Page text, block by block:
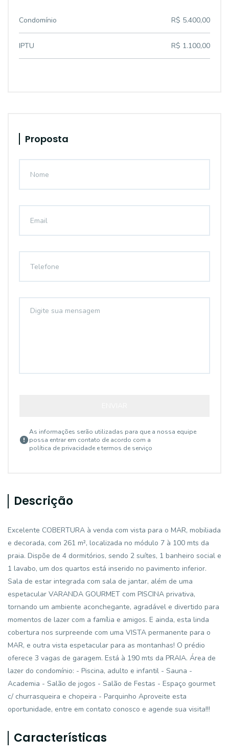
Condomínio R$ 5.400,00
IPTU R$ 1.100,00
Proposta
As informações serão utilizadas para que a nossa equipe
possa entrar em contato de acordo com a
política de privacidade e termos de serviço
Descrição
Excelente COBERTURA à venda com vista para o MAR, mobiliada
e decorada, com 261 m², localizada no módulo 7 à 100 mts da
praia. Dispõe de 4 dormitórios, sendo 2 suítes, 1 banheiro social e
1 lavabo, um dos quartos está inserido no pavimento inferior.
Sala de estar integrada com sala de jantar, além de uma
espetacular VARANDA GOURMET com PISCINA privativa,
tornando um ambiente aconchegante, agradável e divertido para
momentos de lazer com a família e amigos. E ainda, esta linda
cobertura nos surpreende com uma VISTA permanente para o
MAR, e outra vista espetacular para as montanhas! O prédio
oferece 3 vagas de garagem. Está à 190 mts da PRAIA. Área de
lazer do condomínio: - Piscina, adulto e infantil - Sauna -
Academia - Salão de jogos - Salão de Festas - Espaço gourmet
c/ churrasqueira e chopeira - Parquinho Aproveite esta
oportunidade, entre em contato conosco e agende sua visita!!!
Características